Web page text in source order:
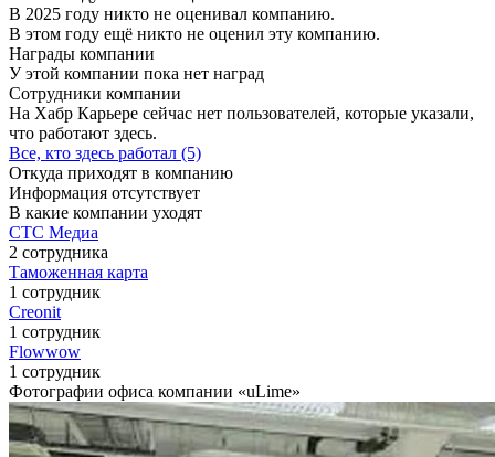
В 2025 году никто не оценивал компанию.
В этом году ещё никто не оценил эту компанию.
Награды компании
У этой компании пока нет наград
Сотрудники компании
На Хабр Карьере сейчас нет пользователей, которые указали,
что работают здесь.
Все, кто здесь работал (5)
Откуда приходят в компанию
Информация отсутствует
В какие компании уходят
СТС Медиа
2 сотрудника
Таможенная карта
1 сотрудник
Creonit
1 сотрудник
Flowwow
1 сотрудник
Фотографии офиса компании «uLime»